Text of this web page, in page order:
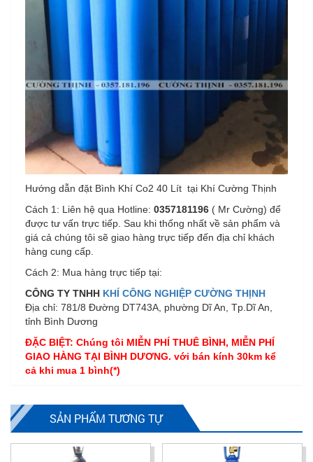
Hướng dẫn đặt Bình Khí Co2 40 Lít tại Khí Cường Thịnh
Cách 1: Liên hệ qua Hotline: 0357181196 ( Mr Cường) để
được tư vấn trực tiếp. Sau khi thống nhất về sản phẩm và
giá cả chúng tôi sẽ giao hàng trực tiếp đến địa chỉ khách
hàng cung cấp.
Cách 2: Mua hàng trực tiếp tại:
CÔNG TY TNHH KHÍ CÔNG NGHIỆP CƯỜNG THỊNH
Địa chỉ: 781/8 Đường DT743A, phường Dĩ An, Tp.Dĩ An,
tỉnh Bình Dương
ĐẶC BIỆT: Chúng tôi MIỄN PHÍ THUÊ BÌNH, MIỄN PHÍ
GIAO HÀNG TẠI BÌNH DƯƠNG. với bán kính 30km kể
cả khi mua 1 bình(*)
SẢN PHẨM TƯƠNG TỰ